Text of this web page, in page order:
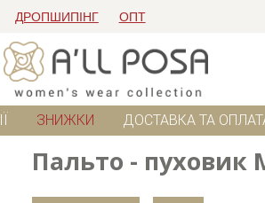
ДРОПШИПІНГ ОПТ
ЗНИЖКИ ДОСТАВКА ТА
Пальто - пуховик